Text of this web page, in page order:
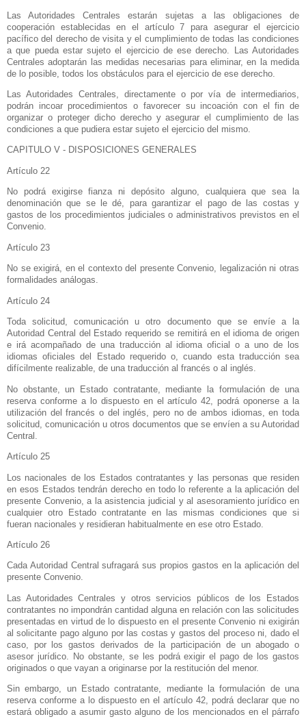
Las Autoridades Centrales estarán sujetas a las obligaciones de
cooperación establecidas en el artículo 7 para asegurar el ejercicio
pacífico del derecho de visita y el cumplimiento de todas las condiciones
a que pueda estar sujeto el ejercicio de ese derecho. Las Autoridades
Centrales adoptarán las medidas necesarias para eliminar, en la medida
de lo posible, todos los obstáculos para el ejercicio de ese derecho.
Las Autoridades Centrales, directamente o por vía de intermediarios,
podrán incoar procedimientos o favorecer su incoación con el fin de
organizar o proteger dicho derecho y asegurar el cumplimiento de las
condiciones a que pudiera estar sujeto el ejercicio del mismo.
CAPITULO V - DISPOSICIONES GENERALES
Artículo 22
No podrá exigirse fianza ni depósito alguno, cualquiera que sea la
denominación que se le dé, para garantizar el pago de las costas y
gastos de los procedimientos judiciales o administrativos previstos en el
Convenio.
Artículo 23
No se exigirá, en el contexto del presente Convenio, legalización ni otras
formalidades análogas.
Artículo 24
Toda solicitud, comunicación u otro documento que se envíe a
la
Autoridad Central del Estado requerido se remitirá en el idioma de origen
e irá acompañado de una traducción al idioma oficial o a uno de los
idiomas oficiales del Estado requerido o, cuando esta traducción sea
difícilmente realizable, de una traducción al francés o al inglés.
No obstante, un Estado contratante, mediante la formulación de una
reserva conforme a lo dispuesto en el artículo 42, podrá oponerse a la
utilización del francés o del inglés, pero no de ambos idiomas, en toda
solicitud, comunicación u otros documentos que se envíen a su Autoridad
Central.
Artículo 25
Los nacionales de los Estados contratantes y las personas que residen
en esos Estados tendrán derecho en todo lo referente a la aplicación del
presente Convenio, a la asistencia judicial y al asesoramiento jurídico en
cualquier otro Estado contratante en las mismas condiciones que si
fueran nacionales y residieran habitualmente en ese otro Estado.
Artículo 26
Cada Autoridad Central sufragará sus propios gastos en la aplicación del
presente Convenio.
Las Autoridades Centrales y otros servicios públicos de los Estados
contratantes no impondrán cantidad alguna en relación con las solicitudes
presentadas en virtud de lo dispuesto en el presente Convenio ni exigirán
al solicitante pago alguno por las costas y gastos del proceso ni, dado el
caso, por los gastos derivados de la participación de un abogado o
asesor jurídico. No obstante, se les podrá exigir el pago de los gastos
originados o que vayan a originarse por la restitución del menor.
Sin embargo, un Estado contratante, mediante la formulación de una
reserva conforme a lo dispuesto en el artículo 42, podrá declarar que no
estará obligado a asumir gasto alguno de los mencionados en el párrafo